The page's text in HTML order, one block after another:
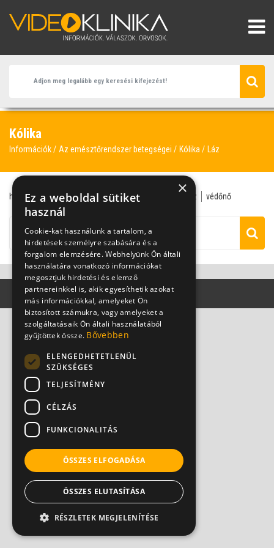
Kólika
Információk Az emésztőrendszer betegségei Kólika Láz
hasfájás kólika csecsemőkor homeopátia láz védőnő
×
Ez a weboldal sütiket
használ
Cookie-kat használunk a tartalom, a
hirdetések személyre szabására és a
forgalom elemzésére. Webhelyünk Ön általi
használatára vonatkozó információkat
megosztjuk hirdetési és elemző
partnereinkkel is, akik egyesíthetik azokat
más információkkal, amelyeket Ön
biztosított számukra, vagy amelyeket a
szolgáltatásaik Ön általi használatából
gyűjtöttek össze. Bővebben
ELENGEDHETETLENÜL
SZÜKSÉGES
TELJESÍTMÉNY
CÉLZÁS
FUNKCIONALITÁS
ÖSSZES ELFOGADÁSA
ÖSSZES ELUTASÍTÁSA
RÉSZLETEK MEGJELENÍTÉSE